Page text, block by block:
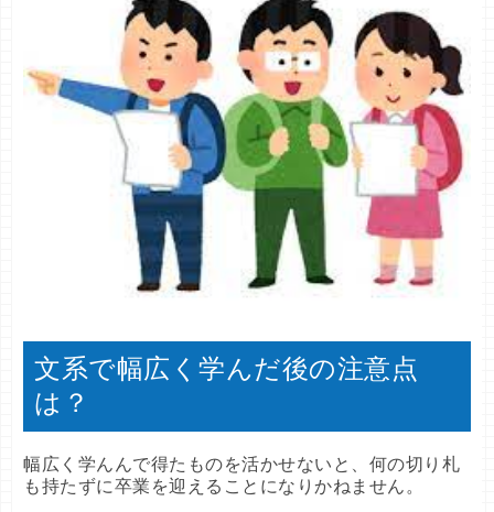
文系で幅広く学んだ後の注意点
は？
幅広く学んんで得たものを活かせないと、何の切り札
も持たずに卒業を迎えることになりかねません。